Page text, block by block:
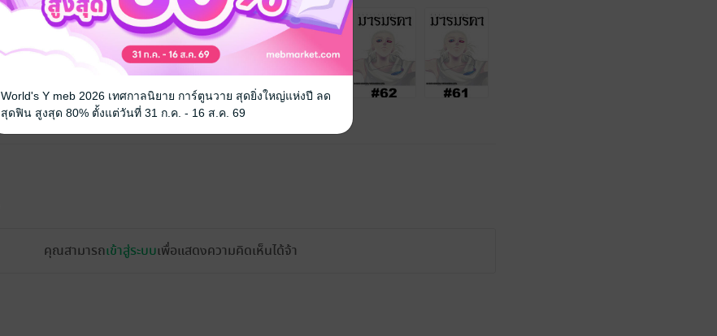
คุณสามารถเข้าสู่ระบบเพื่อแสดงความคิดเห็นได้จ้า
World's Y meb 2026 เทศกาลนิยาย การ์ตูนวาย สุดยิ่งใหญ่แห่งปี ลด
สุดฟิน สูงสุด 80% ตั้งแต่วันที่ 31 ก.ค. - 16 ส.ค. 69